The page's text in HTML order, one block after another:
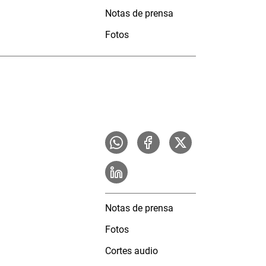
Notas de prensa
Fotos
Notas de prensa
Fotos
Cortes audio